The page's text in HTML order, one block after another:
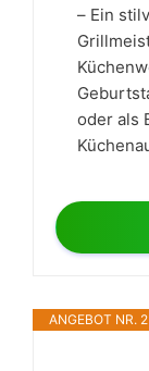
– Ein
oder als
ANGEBOT NR. 2